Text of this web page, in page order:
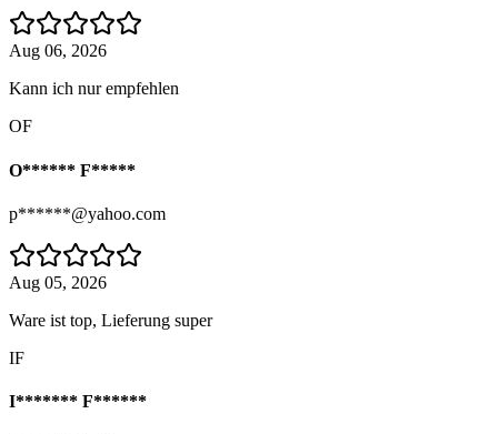
Aug 06, 2026
Kann ich nur empfehlen
OF
O****** F*****
p******@yahoo.com
Aug 05, 2026
Ware ist top, Lieferung super
IF
I******* F******